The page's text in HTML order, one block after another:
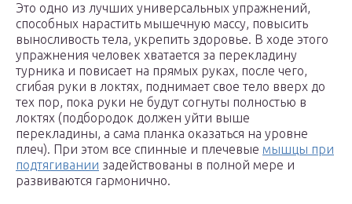
Это одно из лучших универсальных упражнений,
способных нарастить мышечную массу, повысить
выносливость тела, укрепить здоровье. В ходе этого
упражнения человек хватается за перекладину
турника и повисает на прямых руках, после чего,
сгибая руки в локтях, поднимает свое тело вверх до
тех пор, пока руки не будут согнуты полностью в
локтях (подбородок должен уйти выше
перекладины, а сама планка оказаться на уровне
плеч). При этом все спинные и плечевые мышцы при
подтягивании задействованы в полной мере и
развиваются гармонично.